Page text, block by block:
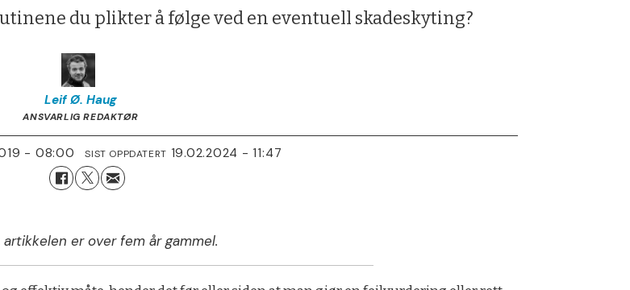
du plikter å følge ved en eventuell skadeskyting?
Leif Ø. Haug
ANSVARLIG REDAKTØR
- 08:00 SIST OPPDATERT 19.02.2024 - 11:47
artikkelen er over fem år gammel.